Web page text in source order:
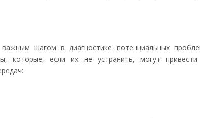
шагом в диагностике потенциальных
которые, если их не устранить, могут